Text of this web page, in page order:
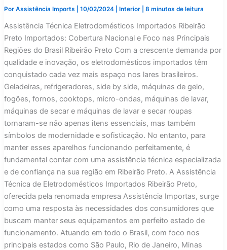
Por Assistência Imports 10/02/2024 Interior| 8 minutos de leitura
Assistência Técnica Eletrodomésticos Importados Ribeirão
Preto Importados: Cobertura Nacional e Foco nas Principais
Regiões do Brasil Ribeirão Preto Com a crescente demanda por
qualidade e inovação, os eletrodomésticos importados têm
conquistado cada vez mais espaço nos lares brasileiros.
Geladeiras, refrigeradores, side by side, máquinas de gelo,
fogões, fornos, cooktops, micro-ondas, máquinas de lavar,
máquinas de secar e máquinas de lavar e secar roupas
tornaram-se não apenas itens essenciais, mas também
símbolos de modernidade e sofisticação. No entanto, para
manter esses aparelhos funcionando perfeitamente, é
fundamental contar com uma assistência técnica especializada
e de confiança na sua região em Ribeirão Preto. A Assistência
Técnica de Eletrodomésticos Importados Ribeirão Preto,
oferecida pela renomada empresa Assistência Importas, surge
como uma resposta às necessidades dos consumidores que
buscam manter seus equipamentos em perfeito estado de
funcionamento. Atuando em todo o Brasil, com foco nos
principais estados como São Paulo, Rio de Janeiro, Minas